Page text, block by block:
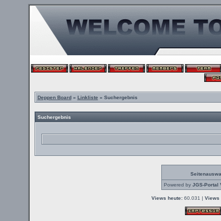
Deppen Board» Linkliste » Suchergebnis
Suchergebnis
Powered by JGS-Portal
Views heute: 60.031 | Views